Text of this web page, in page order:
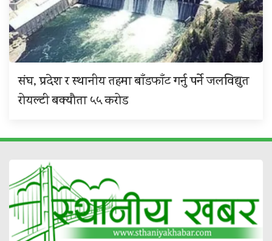
संघ, प्रदेश र स्थानीय तहमा बाँडफाँट गर्नु पर्ने जलविद्युत
रोयल्टी बक्यौता ५५ करोड